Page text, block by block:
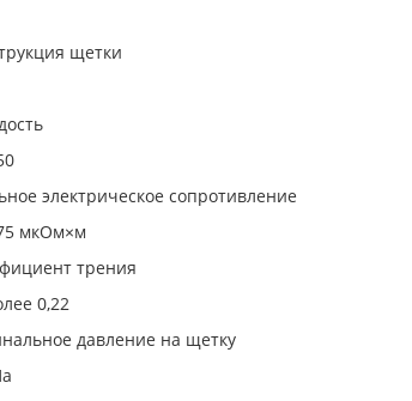
щетки
электрическое сопротивление
мкОм×м
трения
0,22
давление на щетку